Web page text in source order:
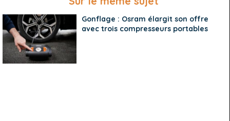
Gonflage : Osram élargit son offre
avec trois compresseurs portables